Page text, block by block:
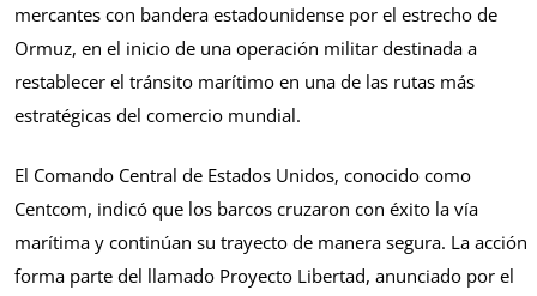
mercantes con bandera estadounidense por el estrecho de
Ormuz, en el inicio de una operación militar destinada a
restablecer el tránsito marítimo en una de las rutas más
estratégicas del comercio mundial.
El Comando Central de Estados Unidos, conocido como
Centcom, indicó que los barcos cruzaron con éxito la vía
marítima y continúan su trayecto de manera segura. La acción
forma parte del llamado Proyecto Libertad, anunciado por el